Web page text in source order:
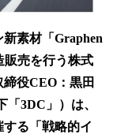
素材「Graphen
販売を行う株式
役CEO：黒田
3DC」）は、
る「戦略的イ